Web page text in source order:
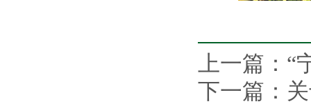
上一篇： “
下一篇：